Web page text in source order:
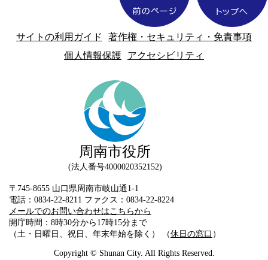
サイトの利用ガイド
著作権・セキュリティ・免責事項
個人情報保護
アクセシビリティ
周南市役所
法人番号4000020352152
〒745-8655 山口県周南市岐山通1-1
電話：0834-22-8211 ファクス：0834-22-8224
メールでのお問い合わせはこちらから
開庁時間：8時30分から17時15分まで
（土・日曜日、祝日、年末年始を除く） （休日の窓口 ）
Copyright © Shunan City. All Rights Reserved.